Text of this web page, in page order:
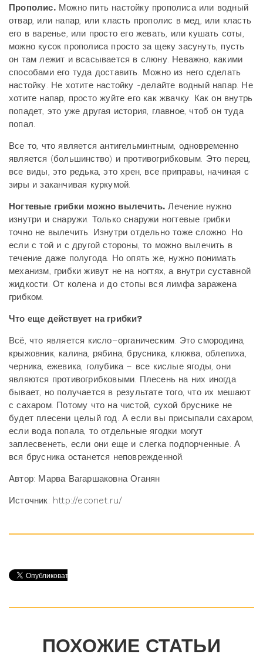
Прополис.Можно пить настойку прополиса или водный
отвар, или напар, или класть прополис в мед, или класть
его в варенье, или просто его жевать, или кушать соты,
можно кусок прополиса просто за щеку засунуть, пусть
он там лежит и всасывается в слюну. Неважно, какими
способами его туда доставить. Можно из него сделать
настойку. Не хотите настойку -делайте водный напар. Не
хотите напар, просто жуйте его как жвачку. Как он внутрь
попадет, это уже другая история, главное, чтоб он туда
попал.
Все то, что является антигельминтным, одновременно
является (большинство) и противогрибковым. Это перец,
все виды, это редька, это хрен, все приправы, начиная с
зиры и заканчивая куркумой.
Ногтевые грибки можно вылечить. Лечение нужно
изнутри и снаружи. Только снаружи ногтевые грибки
точно не вылечить. Изнутри отдельно тоже сложно. Но
если с той и с другой стороны, то можно вылечить в
течение даже полугода. Но опять же, нужно понимать
механизм, грибки живут не на ногтях, а внутри суставной
жидкости. От колена и до стопы вся лимфа заражена
грибком.
Что еще действует на грибки?
Всё, что является кисло–органическим. Это смородина,
крыжовник, калина, рябина, брусника, клюква, облепиха,
черника, ежевика, голубика – все кислые ягоды, они
являются противогрибковыми. Плесень на них иногда
бывает, но получается в результате того, что их мешают
с сахаром. Потому что на чистой, сухой бруснике не
будет плесени целый год. А если вы присыпали сахаром,
если вода попала, то отдельные ягодки могут
заплесвенеть, если они еще и слегка подпорченные. А
вся брусника останется неповрежденной.
Автор: Марва Вагаршаковна Оганян
Источник: http://econet.ru/
ПОХОЖИЕ СТАТЬИ